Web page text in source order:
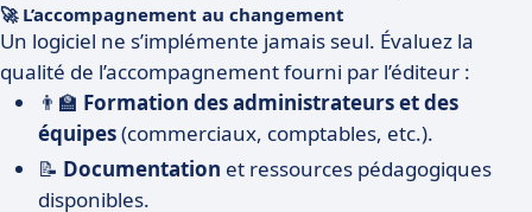
🚀 L’accompagnement au changement
Un logiciel ne s’implémente jamais seul. Évaluez la
qualité de l’accompagnement fourni par l’éditeur :
👨‍🏫 Formation des administrateurs et des
équipes(commerciaux, comptables, etc.).
📝 Documentation et ressources pédagogiques
disponibles.